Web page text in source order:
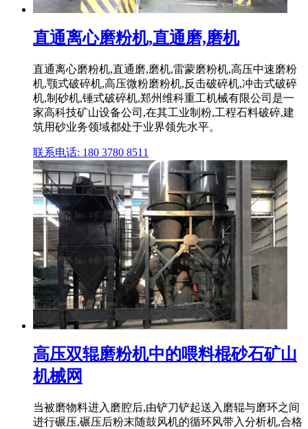
直通离心磨粉机,直通磨,磨机
直通离心磨粉机,直通磨,磨机,雷蒙磨粉机,高压中速磨粉
机,颚式破碎机,高压微粉磨粉机,反击破碎机,冲击式破碎
机,制砂机,锤式破碎机,郑州维科重工机械有限公司是一
家高科技矿山设备公司,在其工业制粉,工程石料破碎,建
筑用砂业务领域都处于业界领先水平。
联系电话: 180 3780 8511
高压双辊磨粉机中的喂料棍砂石矿山
机械网
当被磨物料进入磨腔后,由铲刀铲起送入磨辊与磨环之间
进行碾压,碾压后粉末随鼓风机的循环风带入分析机,合格